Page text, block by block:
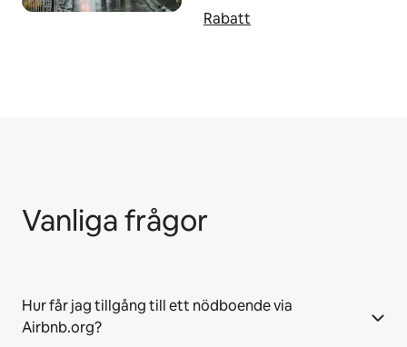
Rabatt
Vanliga frågor
Hur får jag tillgång till ett nödboende via
Airbnb.org?